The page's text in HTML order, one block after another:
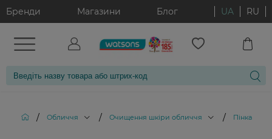
Бренди Магазини Блог UA RU
/ Обличчя / Очищення шкіри обличчя / Пінка для